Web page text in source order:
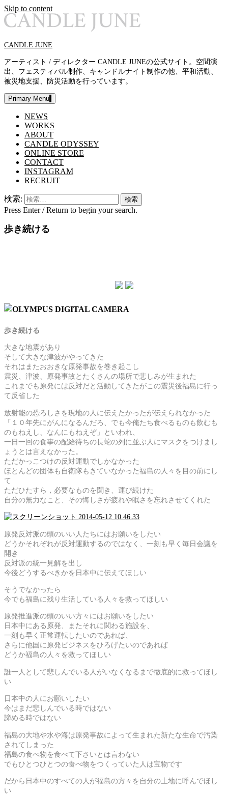
Skip to content
CANDLE JUNE
アーティスト / ディレクター CANDLE JUNEの公式サイト。空間演
出、フェスティバル制作、キャンドルナイト制作の他、平和活動、
被災地支援、防災活動を行っています。
Primary Menu
NEWS
WORKS
ABOUT
CANDLE ODYSSEY
ONLINE STORE
CONTACT
INSTAGRAM
RECRUIT
検索:
Press Enter / Return to begin your search.
歩き続ける
歩き続ける
大きな地震があり
そして大きな津波がやってきた
それはまたおおきな原発事故を巻き起こし
震災、津波、原発事故とたくさんの場所で悲しみが生まれた
これまでも原発には反対だと活動してきたがこの震災後福島に行っ
て反省した
放射能の恐ろしさを現地の人に伝えたかったが伝えられなかった
「１０年先にがんになるんだろ、でも今俺たち食べるものも飲むも
のもねえし、なんにもねえぞ」といわれ、
一日一回の食事の配給待ちの長蛇の列に並ぶ人にマスクをつけまし
ょうとは言えなかった。
ただかっこつけの反対運動でしかなかった
ほとんどの団体も自衛隊もきていなかった福島の人々を目の前にし
て
ただひたすら，必要なものを聞き、運び続けた
自分の無力なこと、その悔しさが疲れや眠さを忘れさせてくれた
原発反対派の頭のいい人たちにはお願いをしたい
どうかそれぞれが反対運動するのではなく、一刻も早く毎日会議を
開き
反対派の統一見解を出し
今後どうするべきかを日本中に伝えてほしい
そうでなかったら
今でも福島に残り生活している人々を救ってほしい
原発推進派の頭のいい方々にはお願いをしたい
日本中にある原発、またそれに関わる施設を、
一刻も早く正常運転したいのであれば、
さらに他国に原発ビジネスをひろげたいのであれば
どうか福島の人々を救ってほしい
誰一人として悲しんでいる人がいなくなるまで徹底的に救ってほし
い
日本中の人にお願いしたい
今はまだ悲しんでいる時ではない
諦める時ではない
福島の大地や水や海は原発事故によって生まれた新たな生命で汚染
されてしまった
福島の食べ物を食べて下さいとは言わない
でもひとつひとつの食べ物をつくっていた人は宝物です
だから日本中のすべての人が福島の方々を自分の土地に呼んでほし
い